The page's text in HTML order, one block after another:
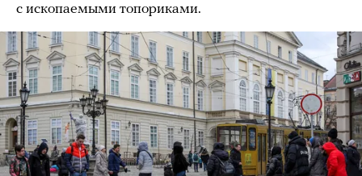
с ископаемыми топориками.